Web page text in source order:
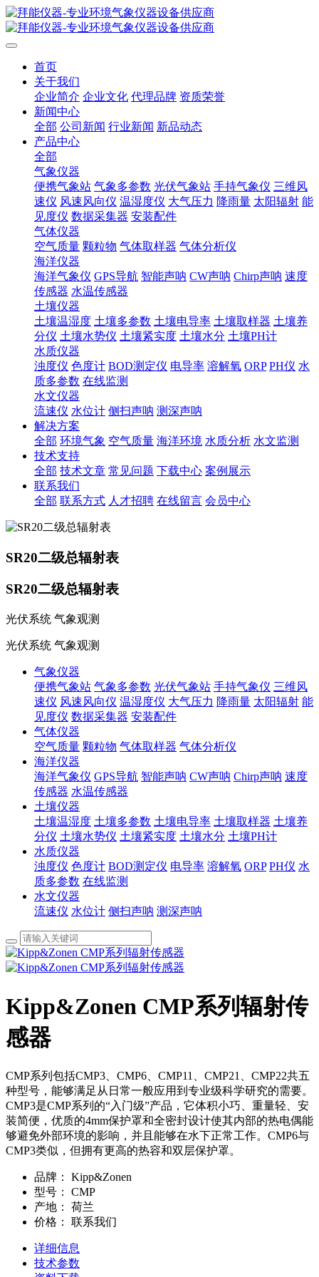
首页
关于我们
企业简介 企业文化 代理品牌 资质荣誉
新闻中心
全部 公司新闻 行业新闻 新品动态
产品中心
全部
气象仪器
便携气象站 气象多参数 光伏气象站 手持气象仪 三维风
速仪 风速风向仪 温湿度仪 大气压力 降雨量 太阳辐射 能
见度仪 数据采集器 安装配件
气体仪器
空气质量 颗粒物 气体取样器 气体分析仪
海洋仪器
海洋气象仪 GPS导航 智能声呐 CW声呐 Chirp声呐 速度
传感器 水温传感器
土壤仪器
土壤温湿度 土壤多参数 土壤电导率 土壤取样器 土壤养
分仪 土壤水势仪 土壤紧实度 土壤水分 土壤PH计
水质仪器
浊度仪 色度计 BOD测定仪 电导率 溶解氧 ORP PH仪 水
质多参数 在线监测
水文仪器
流速仪 水位计 侧扫声呐 测深声呐
解决方案
全部 环境气象 空气质量 海洋环境 水质分析 水文监测
技术支持
全部 技术文章 常见问题 下载中心 案例展示
联系我们
全部 联系方式 人才招聘 在线留言 会员中心
SR20二级总辐射表
SR20二级总辐射表
光伏系统 气象观测
光伏系统 气象观测
气象仪器
便携气象站 气象多参数 光伏气象站 手持气象仪 三维风
速仪 风速风向仪 温湿度仪 大气压力 降雨量 太阳辐射 能
见度仪 数据采集器 安装配件
气体仪器
空气质量 颗粒物 气体取样器 气体分析仪
海洋仪器
海洋气象仪 GPS导航 智能声呐 CW声呐 Chirp声呐 速度
传感器 水温传感器
土壤仪器
土壤温湿度 土壤多参数 土壤电导率 土壤取样器 土壤养
分仪 土壤水势仪 土壤紧实度 土壤水分 土壤PH计
水质仪器
浊度仪 色度计 BOD测定仪 电导率 溶解氧 ORP PH仪 水
质多参数 在线监测
水文仪器
流速仪 水位计 侧扫声呐 测深声呐
Kipp&Zonen CMP系列辐射传
感器
CMP系列包括CMP3、CMP6、CMP11、CMP21、CMP22共五
种型号，能够满足从日常一般应用到专业级科学研究的需要。
CMP3是CMP系列的“入门级”产品，它体积小巧、重量轻、安
装简便，优质的4mm保护罩和全密封设计使其内部的热电偶能
够避免外部环境的影响，并且能够在水下正常工作。CMP6与
CMP3类似，但拥有更高的热容和双层保护罩。
品牌：
Kipp&Zonen
型号：
CMP
产地：
荷兰
价格：
联系我们
详细信息
技术参数